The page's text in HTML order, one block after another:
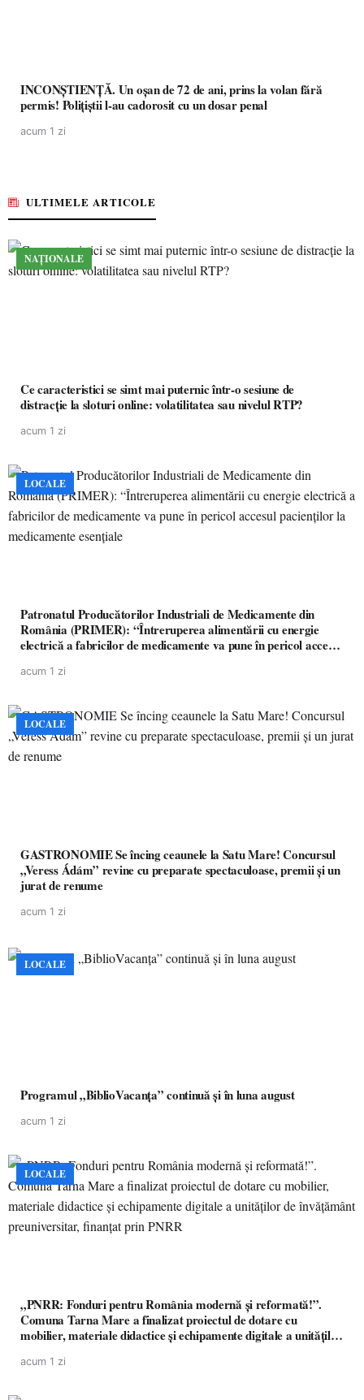
INCONȘTIENȚĂ. Un oșan de 72 de ani, prins la volan fără
permis! Polițiștii l-au cadorosit cu un dosar penal
acum 1 zi
ULTIMELE ARTICOLE
NAȚIONALE
Ce caracteristici se simt mai puternic într-o sesiune de
distracție la sloturi online: volatilitatea sau nivelul RTP?
acum 1 zi
LOCALE
Patronatul Producătorilor Industriali de Medicamente din
România (PRIMER): “Întreruperea alimentării cu energie
electrică a fabricilor de medicamente va pune în pericol accesul
acum 1 zi
LOCALE
GASTRONOMIE Se încing ceaunele la Satu Mare! Concursul
„Veress Ádám” revine cu preparate spectaculoase, premii și un
jurat de renume
acum 1 zi
LOCALE
Programul „BiblioVacanța” continuă și în luna august
acum 1 zi
LOCALE
„PNRR: Fonduri pentru România modernă și reformată!”.
Comuna Tarna Mare a finalizat proiectul de dotare cu
mobilier, materiale didactice și echipamente digitale a unităților
acum 1 zi